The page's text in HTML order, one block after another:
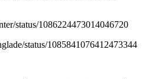
status/1086224473014046720
status/1085841076412473344